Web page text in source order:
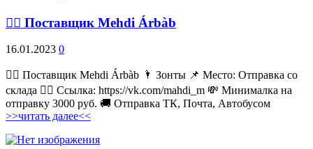
💁‍♂ Поставщик Mehdi Árbàb
16.01.2023 0
💁‍♂ Поставщик Mehdi Árbàb 🌂 Зонты 📌 Место: Отправка со
склада 👉🏻 Ссылка: https://vk.com/mahdi_m 💸 Минималка на
отправку 3000 руб. 🚚 Отправка ТК, Почта, Автобусом
>>читать далее<<